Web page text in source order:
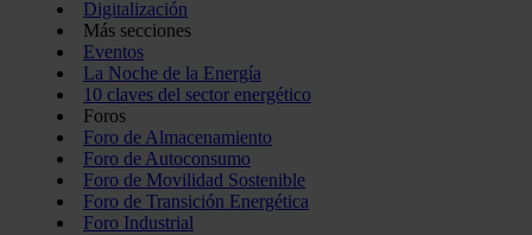
Digitalización
Más secciones
Eventos
La Noche de la Energía
10 claves del sector energético
Foros
Foro de Almacenamiento
Foro de Autoconsumo
Foro de Movilidad Sostenible
Foro de Transición Energética
Foro Industrial